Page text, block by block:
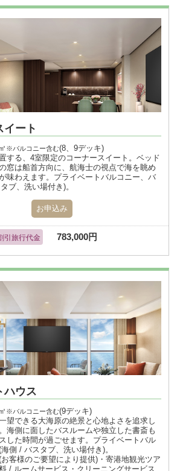
イート
※バルコニー含む(8、9デッキ)
する、4室限定のコーナースイート。ベッド
窓は船首方向に、航海士の視点で海を眺め
味わえます。プライベートバルコニー、バ
ブ、洗い場付き)。
お申込み
引旅行代金 783,000円
ハウス
※バルコニー含む(9デッキ)
望できる大海原の絶景と心地よさを追求し
海側に面したバスルームや独立した書斎も
した時間が過ごせます。プライベートバル
側 / バスタブ、洗い場付き)。
お客様のご要望により提供)・寄港地観光ツア
/ ルームサービス・クリーニングサービス